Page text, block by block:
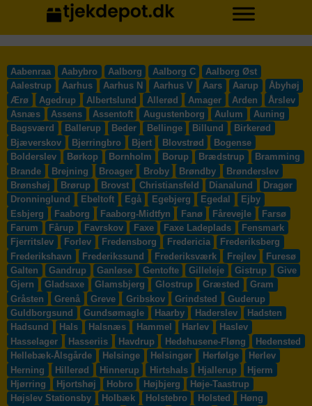
Aabenraa Aabybro Aalborg Aalborg C
Aalborg Øst
Aalestrup
Aarhus Aarhus N Aarhus V Aars Aarup
Åbyhøj
Ærø
Agedrup Albertslund Allerød Amager Arden
Årslev
Asnæs
Assens Assentoft Augustenborg Aulum
Auning
Bagsværd
Ballerup Beder Bellinge Billund
Birkerød
Bjæverskov
Bjerringbro Bjert Blovstrød
Bogense
Bolderslev
Børkop Bornholm Borup Brædstrup
Bramming
Brande
Brejning Broager Broby Brøndby
Brønderslev
Brønshøj
Brørup Brovst Christiansfeld Dianalund
Dragør
Dronninglund
Ebeltoft Egå Egebjerg Egedal
Ejby
Esbjerg
Faaborg Faaborg-Midtfyn Fanø Fårevejle
Farsø
Farum
Fårup Favrskov Faxe Faxe Ladeplads
Fensmark
Fjerritslev
Forlev Fredensborg Fredericia
Frederiksberg
Frederikshavn
Frederikssund Frederiksværk Frejlev
Furesø
Galten
Gandrup Ganløse Gentofte Gilleleje Gistrup
Give
Gjern
Gladsaxe Glamsbjerg Glostrup Græsted
Gram
Gråsten
Grenå Greve Gribskov Grindsted
Guderup
Guldborgsund
Gundsømagle Haarby Haderslev
Hadsten
Hadsund
Hals Halsnæs Hammel Harlev
Haslev
Hasselager
Hasseriis Havdrup Hedehusene-Fløng
Hedensted
Hellebæk-Ålsgårde
Helsinge Helsingør Herfølge
Herlev
Herning
Hillerød Hinnerup Hirtshals Hjallerup
Hjerm
Hjørring
Hjortshøj Hobro Højbjerg
Høje-Taastrup
Højslev Stationsby
Holbæk Holstebro Holsted
Høng